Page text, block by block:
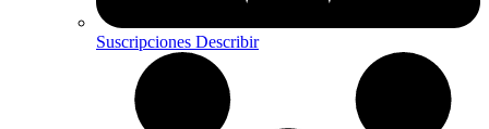
Suscripciones Describir